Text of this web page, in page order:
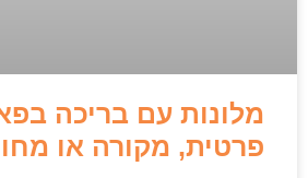
מלונות עם בריכה
פרטית, מקורה או